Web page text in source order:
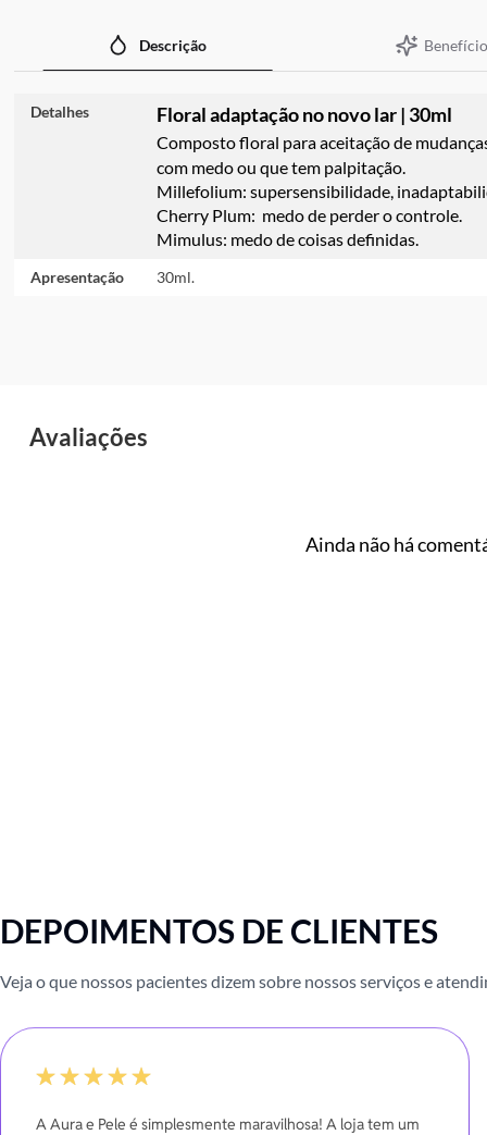
Descrição
Detalhes Floral adaptação no novo lar | 30ml
Composto floral para aceitação de
com medo ou que tem palpitação.
Millefolium: supersensibilidade,
Cherry Plum: medo de perder o controle.
Mimulus: medo de coisas definidas.
Apresentação 30ml.
Avaliações
Ainda não há
DEPOIMENTOS DE CLIENTES
Veja o que nossos pacientes dizem sobre nossos serviços e
A Aura e Pele é simplesmente maravilhosa! A loja tem um